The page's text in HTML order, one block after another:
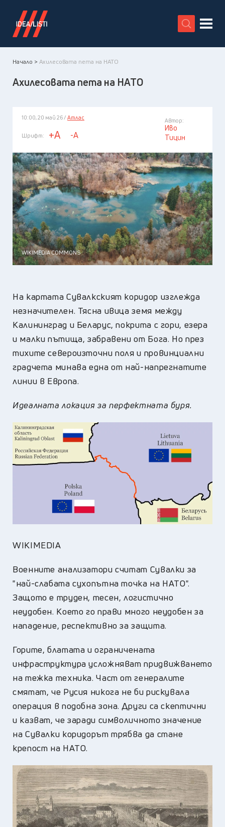
X
Начало >Ахилесовата пета на НАТО
Ахилесовата пета на НАТО
10:00, 20 май 26 / Атлас
Шрифт: +A -A
Автор:
Иво
Тицин
WIKIMEDIA COMMONS
На картата Сувалкският коридор изглежда
незначителен. Тясна ивица земя между
Калининград и Беларус, покрита с гори, езера
и малки пътища, забравени от Бога. Но през
тихите североизточни поля и провинциални
градчета минава една от най-напрегнатите
линии в Европа.
Идеалната локация за перфектната буря.
WIKIMEDIA
Военните анализатори считат Сувалки за
"най-слабата сухопътна точка на НАТО".
Защото е труден, тесен, логистично
неудобен. Което го прави много неудобен за
нападение, респективно за защита.
Горите, блатата и ограничената
инфраструктура усложняват придвижването
на тежка техника. Част от генералите
смятат, че Русия никога не би рискувала
операция в подобна зона. Други са скептични
и казват, че заради символичното значение
на Сувалки коридорът трябва да стане
крепост на НАТО.